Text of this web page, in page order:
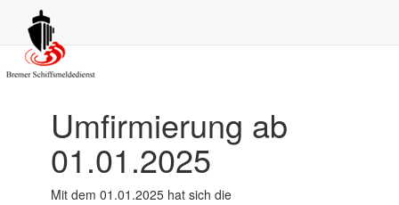
Aktuelle Infos
Umfirmierung ab
01.01.2025
Mit dem 01.01.2025 hat sich die